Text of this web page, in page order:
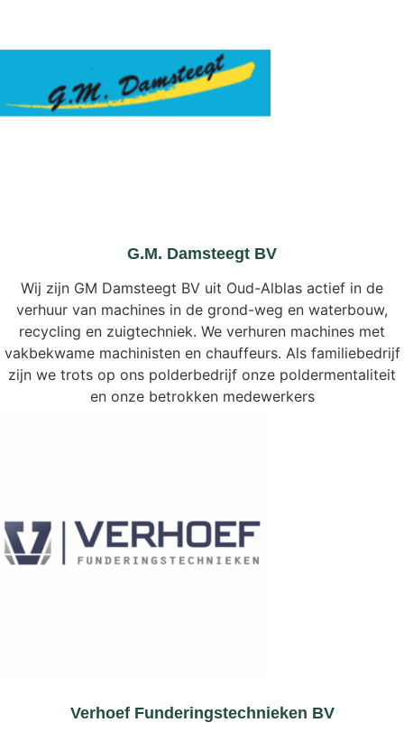
G.M. Damsteegt BV
Wij zijn GM Damsteegt BV uit Oud-Alblas actief in de
verhuur van machines in de grond-weg en waterbouw,
recycling en zuigtechniek. We verhuren machines met
vakbekwame machinisten en chauffeurs. Als familiebedrijf
zijn we trots op ons polderbedrijf onze poldermentaliteit
en onze betrokken medewerkers
Verhoef Funderingstechnieken BV